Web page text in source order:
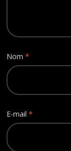
Nom*
E-mail*